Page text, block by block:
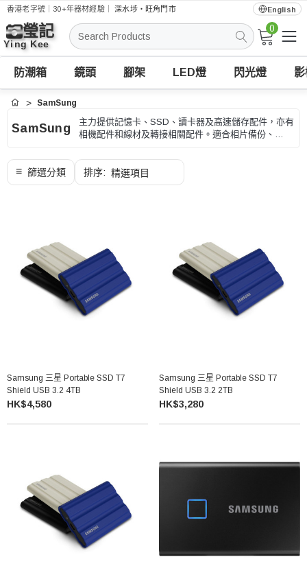
香港老字號｜30+年器材經驗｜深水埗・旺角門市 English
搜
索
0
防潮箱 鏡頭 腳架 LED燈 閃光燈
首頁 SamSung
SamSung
主力提供記憶卡、SSD、讀卡器及高速儲存配件，亦有
相機配件和線材及轉接相關配件。適合相片備份、
別和相機兼容性、型號和用途核對。
Samsung 三星 Portable SSD T7
Shield USB 3.2 4TB
HK$4,580
Samsung 三星 Portable SSD T7
Shield USB 3.2 2TB
HK$3,280